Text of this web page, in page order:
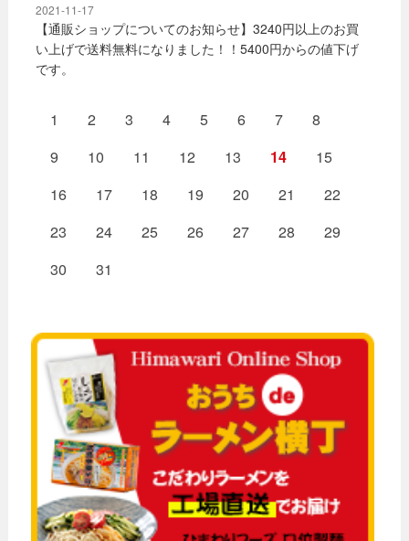
2021-11-17
【通販ショップについてのお知らせ】3240円以上のお買
い上げで送料無料になりました！！5400円からの値下げ
です。
1 2 3 4 5 6 7
8
9
10 11 12 13 14
15
16
17 18 19 20 21
22
23
24 25 26 27 28
29
30
31